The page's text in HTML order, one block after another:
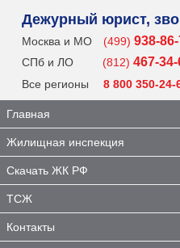
Дежурный юрист,
Москва и МО (499) 938-
СПб и ЛО (812) 467-
Все регионы 8 800 350-24-
Главная
Жилищная инспекция
Скачать ЖК РФ
ТСЖ
Контакты